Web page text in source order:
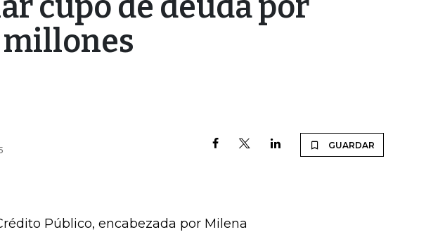
millones
GUARDAR
Público, encabezada por Milena